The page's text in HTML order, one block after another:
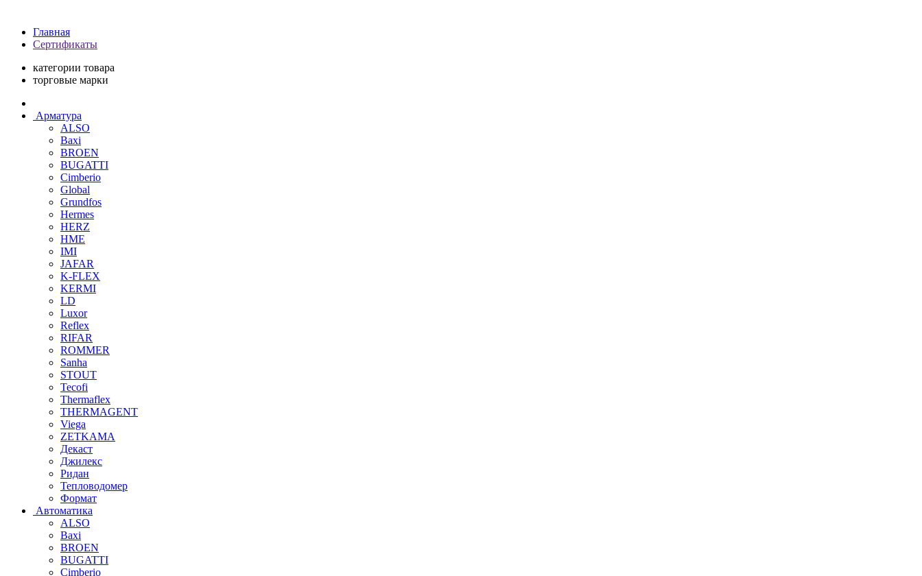
Главная
Сертификаты
категории товара
торговые марки
Арматура
ALSO
Baxi
BROEN
BUGATTI
Cimberio
Global
Grundfos
Hermes
HERZ
HME
IMI
JAFAR
K-FLEX
KERMI
LD
Luxor
Reflex
RIFAR
ROMMER
Sanha
STOUT
Tecofi
Thermaflex
THERMAGENT
Viega
ZETKAMA
Декаст
Джилекс
Ридан
Тепловодомер
Формат
Автоматика
ALSO
Baxi
BROEN
BUGATTI
Cimberio